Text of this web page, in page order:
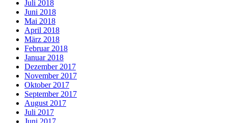
Juli 2018
Juni 2018
Mai 2018
April 2018
März 2018
Februar 2018
Januar 2018
Dezember 2017
November 2017
Oktober 2017
September 2017
August 2017
Juli 2017